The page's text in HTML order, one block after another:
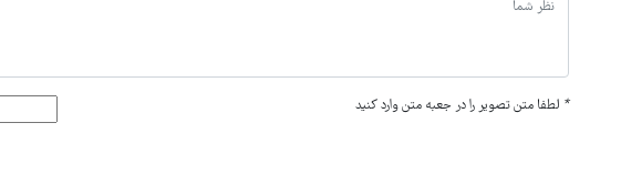
* لطفا متن تصویر را در جعبه متن وارد کنید